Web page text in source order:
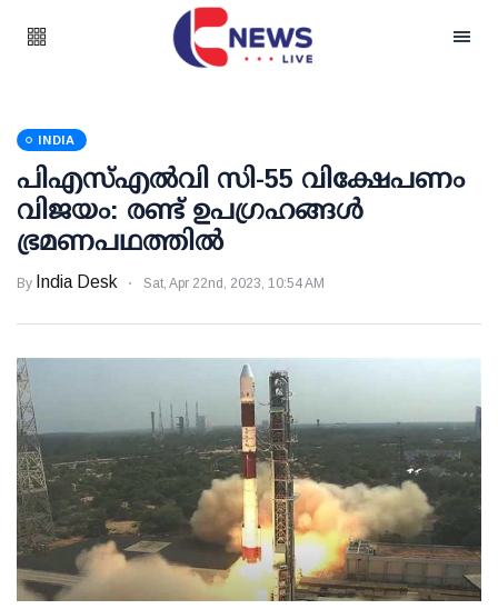
INDIA
പിഎസ്എല്‍വി സി-55 വിക്ഷേപണം
വിജയം: രണ്ട് ഉപഗ്രഹങ്ങള്‍
ഭ്രമണപഥത്തില്‍
By India Desk Sat, Apr 22nd, 2023, 10:54 AM